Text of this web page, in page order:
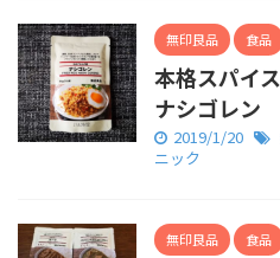
無印良品 食品
本格スパイ
ナシゴレン
2019/1/20
ニック
無印良品 食品